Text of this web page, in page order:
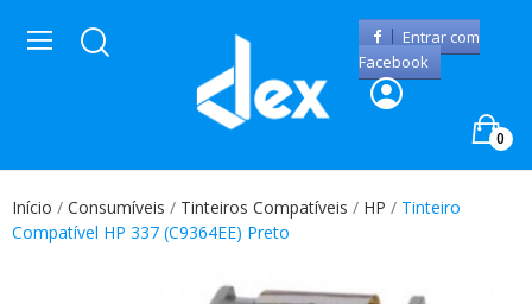
Entrar com
Facebook
0
Início Consumíveis Tinteiros Compatíveis HP
Tinteiro
Compatível HP 337 (C9364EE) Preto